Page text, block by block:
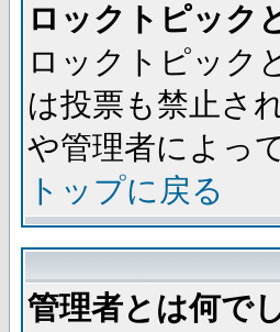
ロックトピック
ロックトピック
は投票も禁止さ
や管理者によっ
トップに戻る
管理者とは何で